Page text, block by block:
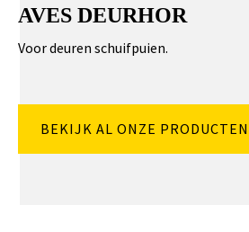
AVES DEURHOR
Voor deuren schuifpuien.
BEKIJK AL ONZE PRODUCTEN